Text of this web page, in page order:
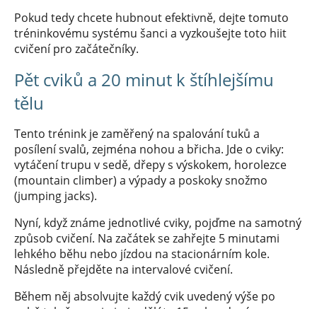
Pokud tedy chcete hubnout efektivně, dejte tomuto
tréninkovému systému šanci a vyzkoušejte toto hiit
cvičení pro začátečníky.
Pět cviků a 20 minut k štíhlejšímu
tělu
Tento trénink je zaměřený na spalování tuků a
posílení svalů, zejména nohou a břicha. Jde o cviky:
vytáčení trupu v sedě, dřepy s výskokem, horolezce
(mountain climber) a výpady a poskoky snožmo
(jumping jacks).
Nyní, když známe jednotlivé cviky, pojďme na samotný
způsob cvičení. Na začátek se zahřejte 5 minutami
lehkého běhu nebo jízdou na stacionárním kole.
Následně přejděte na intervalové cvičení.
Během něj absolvujte každý cvik uvedený výše po